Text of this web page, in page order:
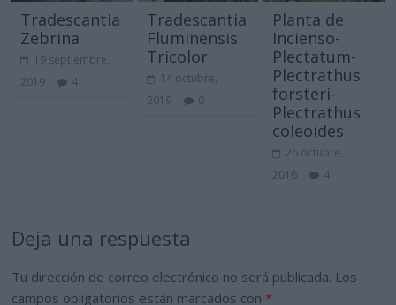
Tradescantia
Zebrina
19 septiembre,
2019
4
Tradescantia
Fluminensis
Tricolor
14 octubre,
2019
0
Planta de
Incienso-
Plectatum-
Plectrathus
forsteri-
Plectrathus
coleoides
26 octubre,
2016
4
Deja una respuesta
Tu dirección de correo electrónico no será publicada. Los
campos obligatorios están marcados con *